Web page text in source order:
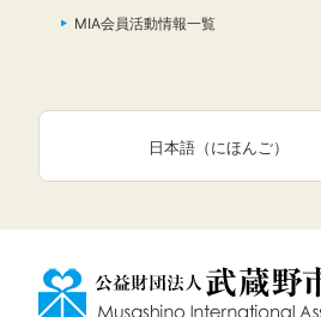
MIA会員活動情報一覧
日本語（にほんご）